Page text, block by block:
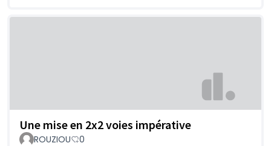
Une mise en 2x2 voies impérative
ROUZIOU 0